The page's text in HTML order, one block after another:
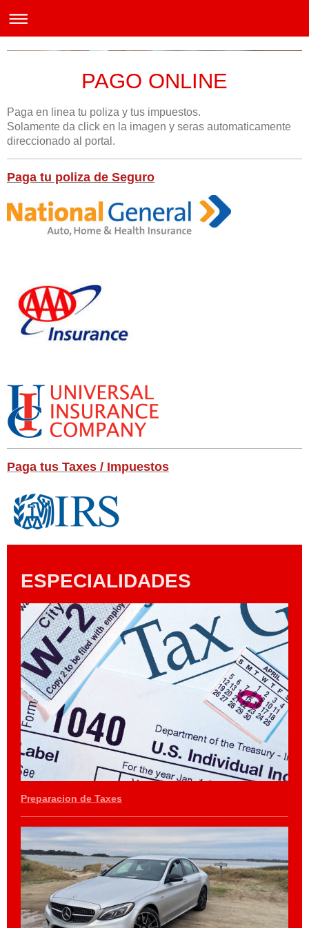
PAGO ONLINE
Paga en linea tu poliza y tus impuestos.
Solamente da click en la imagen y seras automaticamente
direccionado al portal.
Paga tu poliza de Seguro
Paga tus Taxes / Impuestos
ESPECIALIDADES
Preparacion de Taxes